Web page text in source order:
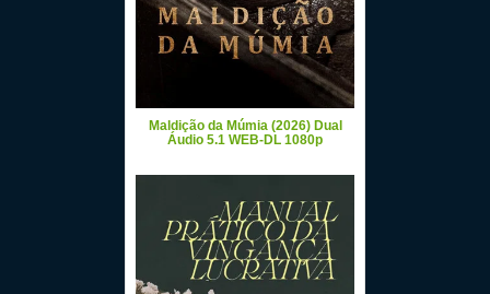
Maldição da Múmia (2026) Dual
Áudio 5.1 WEB-DL 1080p